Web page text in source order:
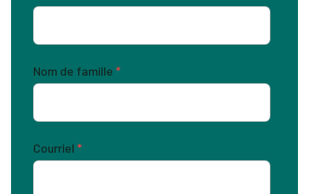
Nom de famille *
Courriel *